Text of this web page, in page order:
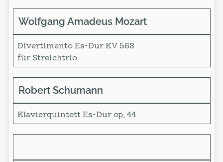
Wolfgang Amadeus Mozart
Divertimento Es-Dur KV 563
für Streichtrio
Robert Schumann
Klavierquintett Es-Dur op. 44